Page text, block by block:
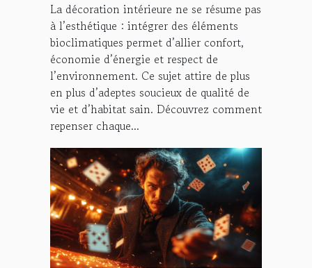
La décoration intérieure ne se résume pas
à l’esthétique : intégrer des éléments
bioclimatiques permet d’allier confort,
économie d’énergie et respect de
l’environnement. Ce sujet attire de plus
en plus d’adeptes soucieux de qualité de
vie et d’habitat sain. Découvrez comment
repenser chaque...